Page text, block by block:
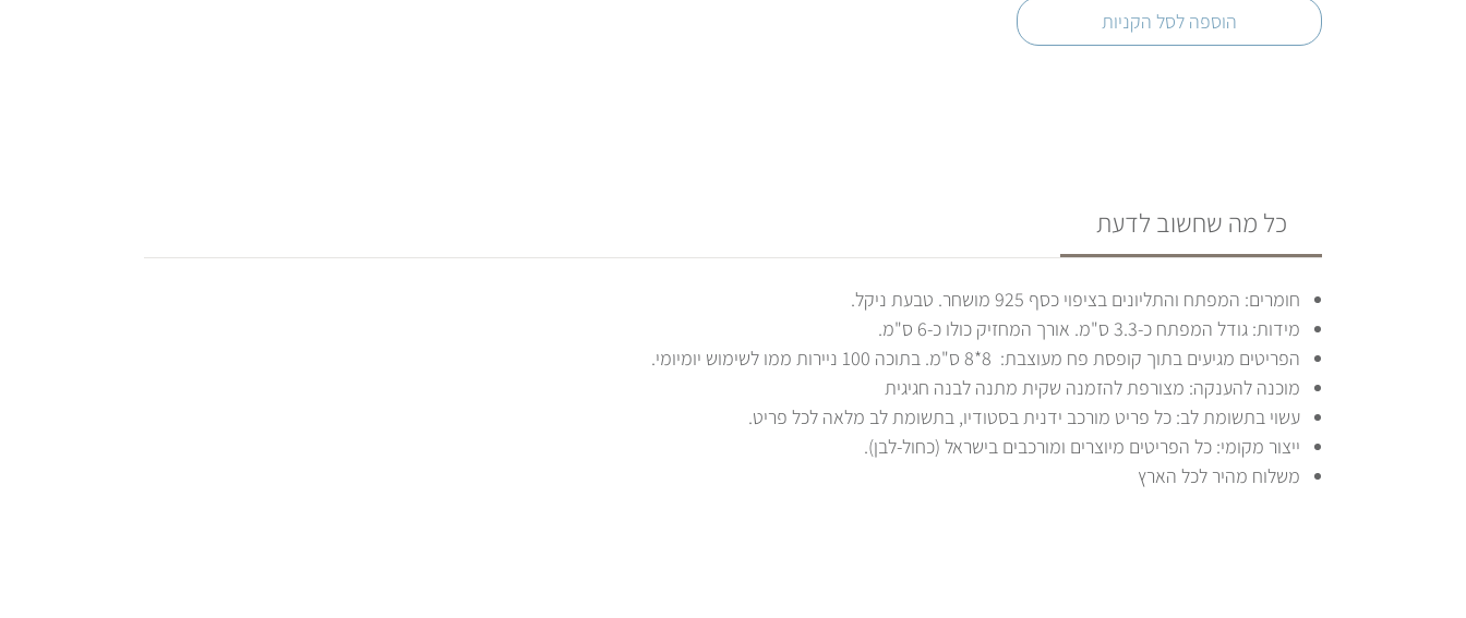
הוספה לסל הקניות
כל מה שחשוב לדעת
חומרים: המפתח והתליונים בציפוי כסף 925 מושחר. טבעת ניקל.
מידות: גודל המפתח כ-3.3 ס"מ. אורך המחזיק כולו כ-6 ס"מ.
הפריטים מגיעים בתוך קופסת פח מעוצבת: 8*8 ס"מ. בתוכה 100 ניירות ממו לשימוש יומיומי.
מוכנה להענקה: מצורפת להזמנה שקית מתנה לבנה חגיגית
עשוי בתשומת לב: כל פריט מורכב ידנית בסטודיו, בתשומת לב מלאה לכל פריט.
ייצור מקומי: כל הפריטים מיוצרים ומורכבים בישראל (כחול-לבן).
משלוח מהיר לכל הארץ